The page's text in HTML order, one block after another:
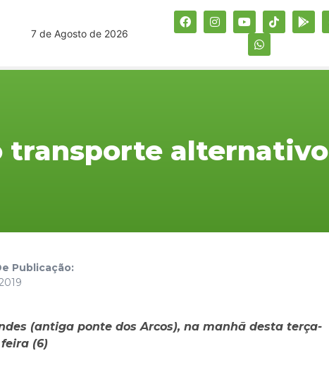
7 de Agosto de 2026
transporte alternativo
Publicação:
(antiga ponte dos Arcos), na manhã desta terça-
feira (6)